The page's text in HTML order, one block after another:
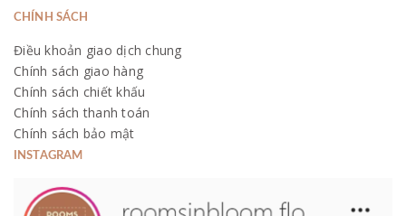
CHÍNH SÁCH
Điều khoản giao dịch chung
Chính sách giao hàng
Chính sách chiết khấu
Chính sách thanh toán
Chính sách bảo mật
INSTAGRAM